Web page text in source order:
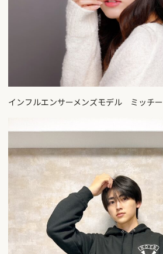
インフルエンサーメンズモデル ミッチー